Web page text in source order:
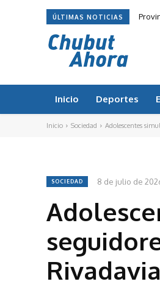
ÚLTIMAS NOTICIAS
Inicio Deportes
Inicio Sociedad Adolescentes
SOCIEDAD 8 de julio de
Rivadavia